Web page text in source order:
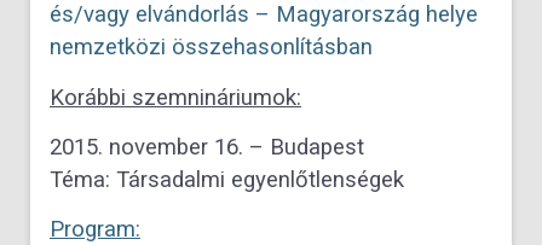
és/vagy elvándorlás – Magyarország helye
nemzetközi összehasonlításban
Korábbi szemnináriumok:
2015. november 16. – Budapest
Téma: Társadalmi egyenlőtlenségek
Program: